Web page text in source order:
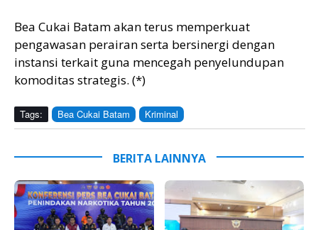
Bea Cukai Batam akan terus memperkuat
pengawasan perairan serta bersinergi dengan
instansi terkait guna mencegah penyelundupan
komoditas strategis. (*)
Tags: Bea Cukai Batam Kriminal
BERITA LAINNYA